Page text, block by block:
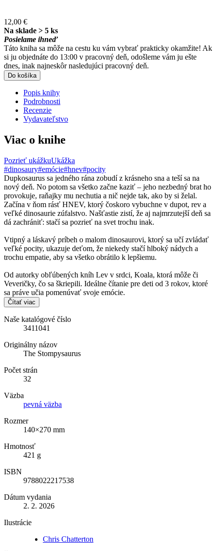
12,00 €
Na sklade > 5 ks
Posielame ihneď
Táto kniha sa môže na cestu ku vám vybrať prakticky okamžite! Ak
si ju objednáte do 13:00 v pracovný deň, odošleme vám ju ešte
dnes, inak najneskôr nasledujúci pracovný deň.
Do košíka
Popis knihy
Podrobnosti
Recenzie
Vydavateľstvo
Viac o knihe
Pozrieť ukážkuUkážka
#dinosaury#emócie#hnev#pocity
Dupkosaurus sa jedného rána zobudí z krásneho sna a teší sa na
nový deň. No potom sa všetko začne kaziť – jeho nezbedný brat ho
provokuje, raňajky mu nechutia a nič nejde tak, ako by si želal.
Začína v ňom rásť HNEV, ktorý čoskoro vybuchne v dupot, rev a
veľké dinosaurie zúfalstvo. Našťastie zistí, že aj najmrzutejší deň sa
dá zachrániť: stačí sa pozrieť na svet trochu inak.
Vtipný a láskavý príbeh o malom dinosaurovi, ktorý sa učí zvládať
veľké pocity, ukazuje deťom, že niekedy stačí hlboký nádych a
trochu empatie, aby sa všetko obrátilo k lepšiemu.
Od autorky obľúbených kníh Lev v srdci, Koala, ktorá môže či
Veveričky, čo sa škriepili. Ideálne čítanie pre deti od 3 rokov, ktoré
sa práve učia pomenúvať svoje emócie.
Čítať viac
Naše katalógové číslo
3411041
Originálny názov
The Stompysaurus
Počet strán
32
Väzba
pevná väzba
Rozmer
140×270 mm
Hmotnosť
421 g
ISBN
9788022217538
Dátum vydania
2. 2. 2026
Ilustrácie
Chris Chatterton